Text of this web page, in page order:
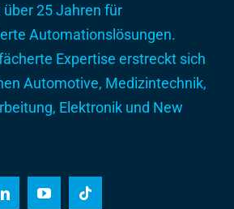
25 Jahren für
Automationslösungen.
Expertise erstreckt sich
Automotive, Medizintechnik,
Elektronik und New